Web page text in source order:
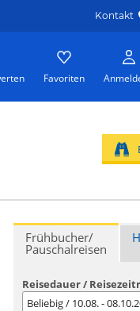
Kontakt
Favoriten
Frühbucher/
Pauschalreisen
Reisedauer /
Beliebig / 10.08. -